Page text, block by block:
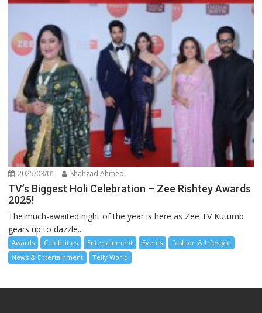
2025/03/01 Shahzad Ahmed
TV’s Biggest Holi Celebration – Zee Rishtey Awards
2025!
The much-awaited night of the year is here as Zee TV Kutumb
gears up to dazzle...
Awards Celebrities Entertainment Events
Fashion & Lifestyle
News & Entertainment
Telly World